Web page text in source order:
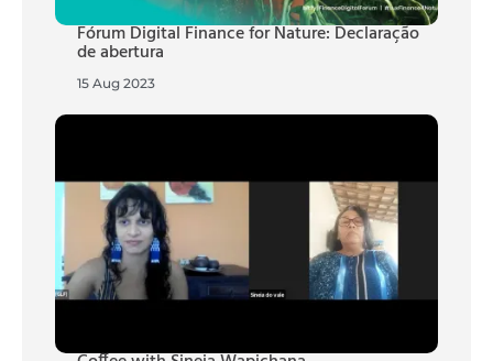
Fórum Digital Finance for Nature: Declaração
de abertura
15 Aug 2023